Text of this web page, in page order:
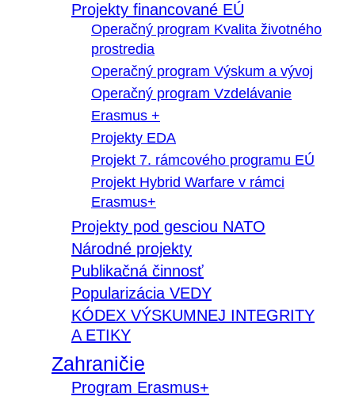
Projekty financované EÚ
Operačný program Kvalita životného
prostredia
Operačný program Výskum a vývoj
Operačný program Vzdelávanie
Erasmus +
Projekty EDA
Projekt 7. rámcového programu EÚ
Projekt Hybrid Warfare v rámci
Erasmus+
Projekty pod gesciou NATO
Národné projekty
Publikačná činnosť
Popularizácia VEDY
KÓDEX VÝSKUMNEJ INTEGRITY
A ETIKY
Zahraničie
Program Erasmus+